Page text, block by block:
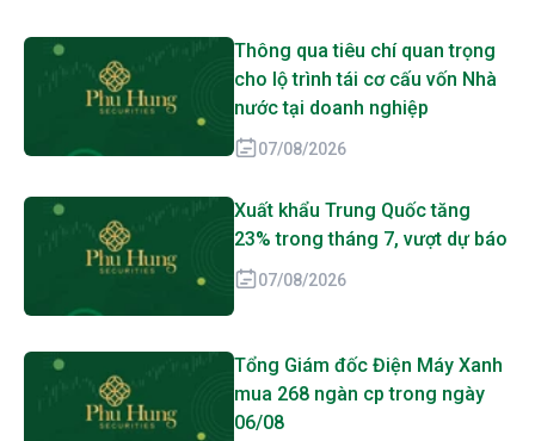
Thông qua tiêu chí quan trọng
cho lộ trình tái cơ cấu vốn Nhà
nước tại doanh nghiệp
07/08/2026
Xuất khẩu Trung Quốc tăng
23% trong tháng 7, vượt dự báo
07/08/2026
Tổng Giám đốc Điện Máy Xanh
mua 268 ngàn cp trong ngày
06/08